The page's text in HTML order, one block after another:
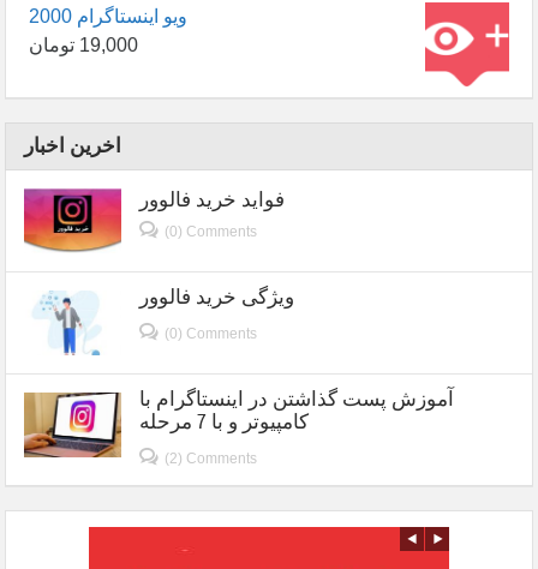
2000 ویو اینستاگرام
19,000 تومان
اخرین اخبار
فواید خرید فالوور
(0) Comments
ویژگی خرید فالوور
(0) Comments
آموزش پست گذاشتن در اینستاگرام با
کامپیوتر و با 7 مرحله
(2) Comments